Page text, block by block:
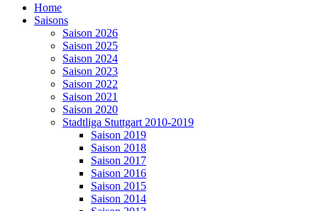
Home
Saisons
Saison 2026
Saison 2025
Saison 2024
Saison 2023
Saison 2022
Saison 2021
Saison 2020
Stadtliga Stuttgart 2010-2019
Saison 2019
Saison 2018
Saison 2017
Saison 2016
Saison 2015
Saison 2014